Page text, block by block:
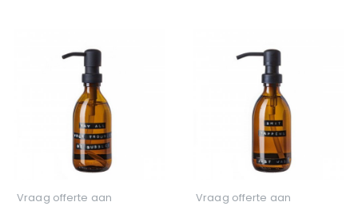
Vraag offerte aan Vraag offerte aan